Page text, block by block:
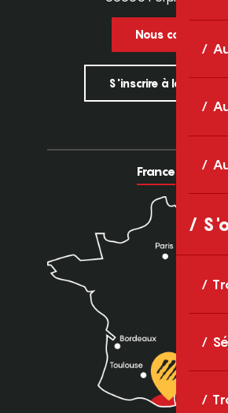
Nous contacter
S'inscrire à la
France Europe